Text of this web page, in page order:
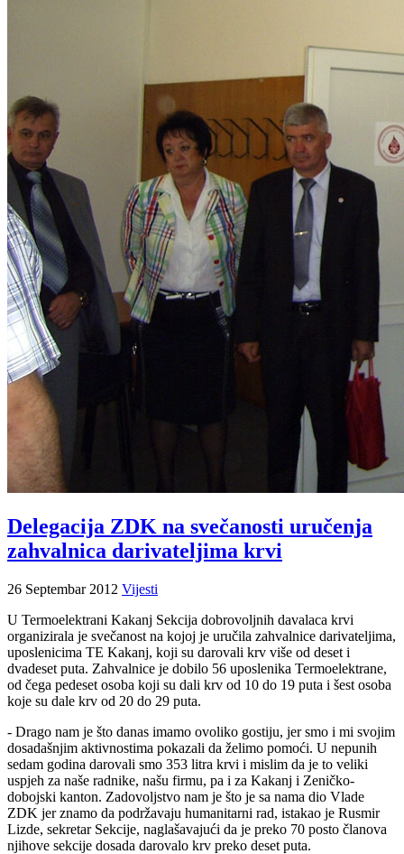
Delegacija ZDK na svečanosti uručenja
zahvalnica darivateljima krvi
26 Septembar 2012 Vijesti
U Termoelektrani Kakanj Sekcija dobrovoljnih davalaca krvi
organizirala je svečanost na kojoj je uručila zahvalnice darivateljima,
uposlenicima TE Kakanj, koji su darovali krv više od deset i
dvadeset puta. Zahvalnice je dobilo 56 uposlenika Termoelektrane,
od čega pedeset osoba koji su dali krv od 10 do 19 puta i šest osoba
koje su dale krv od 20 do 29 puta.
- Drago nam je što danas imamo ovoliko gostiju, jer smo i mi svojim
dosadašnjim aktivnostima pokazali da želimo pomoći. U nepunih
sedam godina darovali smo 353 litra krvi i mislim da je to veliki
uspjeh za naše radnike, našu firmu, pa i za Kakanj i Zeničko-
dobojski kanton. Zadovoljstvo nam je što je sa nama dio Vlade
ZDK jer znamo da podržavaju humanitarni rad, istakao je Rusmir
Lizde, sekretar Sekcije, naglašavajući da je preko 70 posto članova
njihove sekcije dosada darovalo krv preko deset puta.